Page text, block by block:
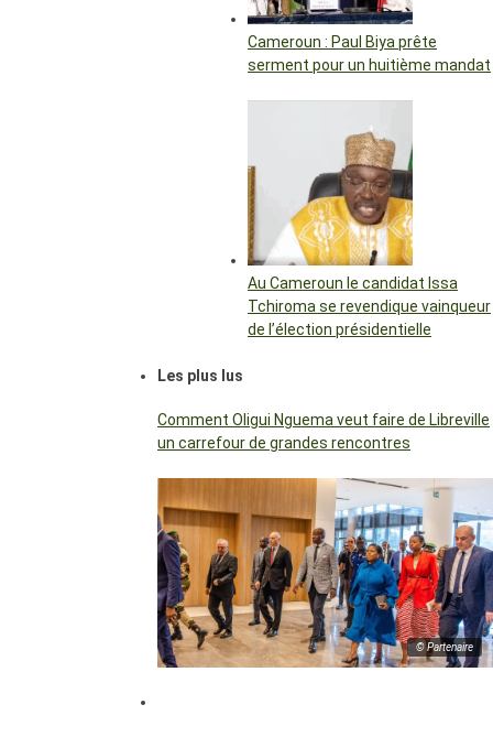
Cameroun : Paul Biya prête
serment pour un huitième mandat
Au Cameroun le candidat Issa
Tchiroma se revendique vainqueur
de l’élection présidentielle
Les plus lus
Comment Oligui Nguema veut faire de Libreville
un carrefour de grandes rencontres
© Partenaire